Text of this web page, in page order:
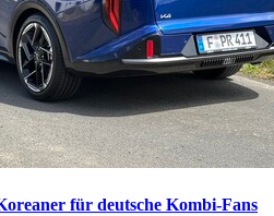
für deutsche Kombi-Fans